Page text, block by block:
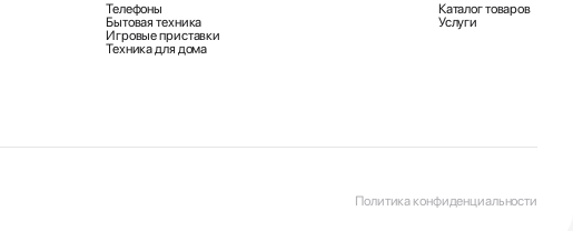
Телефоны
Бытовая техника
Игровые приставки
Техника для дома
Каталог товаров
Услуги
Политика конфиденциальности